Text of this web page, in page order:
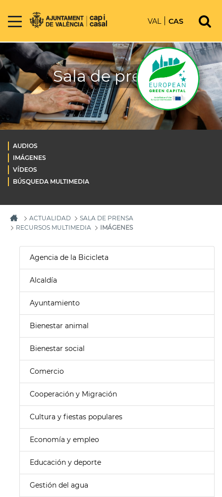
VAL CAS
Sala de prensa
AUDIOS
IMÁGENES
VÍDEOS
BÚSQUEDA MULTIMEDIA
ACTUALIDAD
SALA DE PRENSA
RECURSOS MULTIMEDIA
IMÁGENES
Agencia de la Bicicleta
Alcaldía
Ayuntamiento
Bienestar animal
Bienestar social
Comercio
Cooperación y Migración
Cultura y fiestas populares
Economía y empleo
Educación y deporte
Gestión del agua